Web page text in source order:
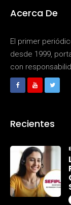
Acerca De
El primer
desde 1999,
con
Recientes